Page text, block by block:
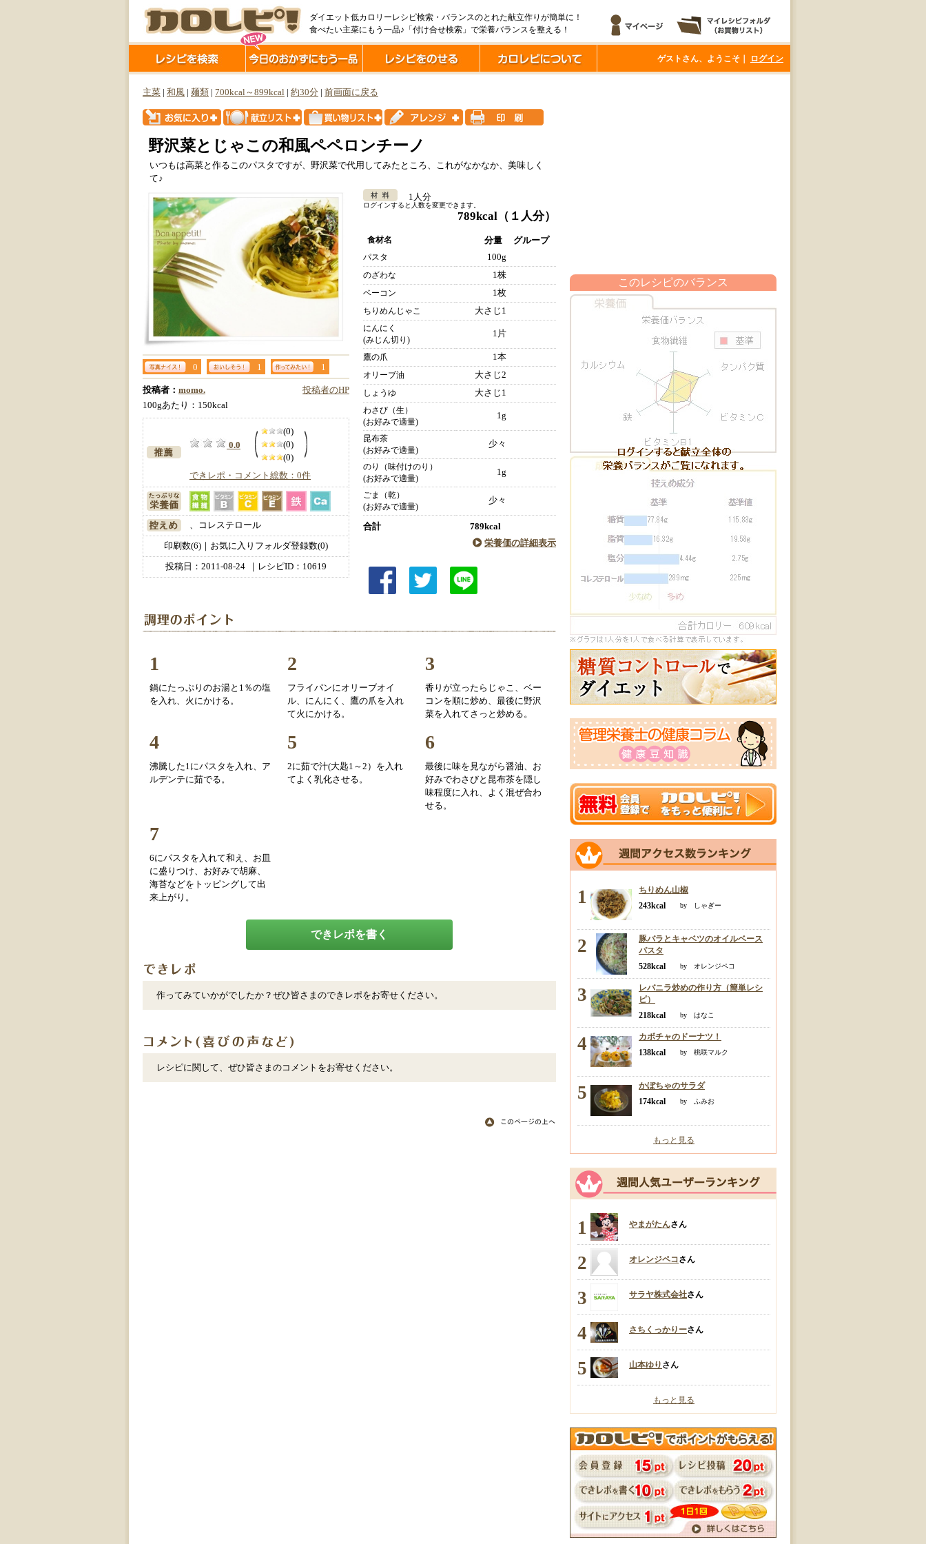
ダイエット低カロリーレシピ検索・バランスのとれた献立作りが簡単に！
食べたい主菜にもう一品♪「付け合せ検索」で栄養バランスを整える！
ゲストさん、ようこそ｜ ログイン
主菜 和風 麺類 700kcal～899kcal 約30分 前画面に戻る
野沢菜とじゃこの和風ペペロンチーノ
いつもは高菜と作るこのパスタですが、野沢菜で代用してみたところ、これがなかなか、美味しく
て♪
0 1 1
投稿者のHP
投稿者： momo.
100gあたり：150kcal
0.0
(0)
(0)
(0)
できレポ・コメント総数：0件
、コレステロール
印刷数(6)｜お気に入りフォルダ登録数(0)
投稿日： 2011-08-24 ｜レシピID：10619
1人分
ログインすると人数を変更できます。
789kcal （１人分）
食材名 分量 グループ
パスタ 100g
のざわな 1株
ベーコン 1枚
ちりめんじゃこ 大さじ1
にんにく
(みじん切り)
1片
鷹の爪 1本
オリーブ油 大さじ2
しょうゆ 大さじ1
わさび（生）
(お好みで適量)
1g
昆布茶
(お好みで適量)
少々
のり（味付けのり）
(お好みで適量)
1g
ごま（乾）
(お好みで適量)
少々
合計
789kcal
栄養価の詳細表示
1
鍋にたっぷりのお湯と1％の塩
を入れ、火にかける。
2
フライパンにオリーブオイ
ル、にんにく、鷹の爪を入れ
て火にかける。
3
香りが立ったらじゃこ、ベー
コンを順に炒め、最後に野沢
菜を入れてさっと炒める。
4
沸騰した1にパスタを入れ、ア
ルデンテに茹でる。
5
2に茹で汁(大匙1～2）を入れ
てよく乳化させる。
6
最後に味を見ながら醤油、お
好みでわさびと昆布茶を隠し
味程度に入れ、よく混ぜ合わ
せる。
7
6にパスタを入れて和え、お皿
に盛りつけ、お好みで胡麻、
海苔などをトッピングして出
来上がり。
できレポを書く
作ってみていかがでしたか？ぜひ皆さまのできレポをお寄せください。
レシピに関して、ぜひ皆さまのコメントをお寄せください。
このレシピのバランス
1
ちりめん山椒
243kcal
by しゃぎー
2
豚バラとキャベツのオイルベース
パスタ
528kcal
by オレンジペコ
3
レバニラ炒めの作り方（簡単レシ
ピ）
218kcal
by はなこ
4
カボチャのドーナツ！
138kcal
by 桃咲マルク
5
かぼちゃのサラダ
174kcal
by ふみお
もっと見る
1 やまがたんさん
2 オレンジペコさん
3 サラヤ株式会社さん
4 さちくっかりーさん
5 山本ゆり さん
もっと見る